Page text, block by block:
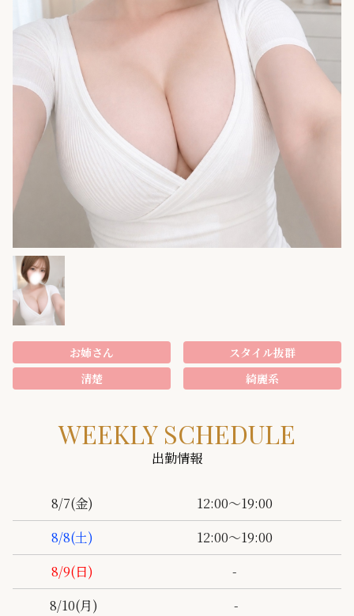
お姉さん
スタイル抜群
清楚
綺麗系
WEEKLY SCHEDULE
出勤情報
8/7(金)
12:00～19:00
8/8(土)
12:00～19:00
8/9(日)
-
8/10(月)
-